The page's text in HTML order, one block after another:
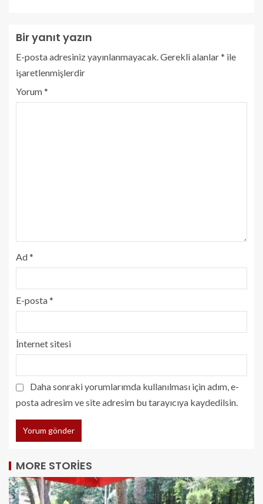
Bir yanıt yazın
E-posta adresiniz yayınlanmayacak. Gerekli alanlar* ile
işaretlenmişlerdir
Yorum*
Ad*
E-posta*
İnternet sitesi
Daha sonraki yorumlarımda kullanılması için adım, e-
posta adresim ve site adresim bu tarayıcıya kaydedilsin.
MORE STORIES